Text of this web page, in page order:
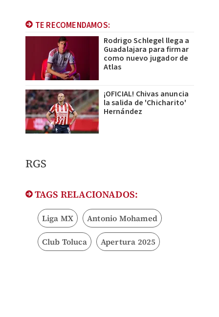
TE RECOMENDAMOS:
Rodrigo Schlegel llega a
Guadalajara para firmar
como nuevo jugador de
Atlas
¡OFICIAL! Chivas anuncia
la salida de 'Chicharito'
Hernández
​RGS
TAGS RELACIONADOS:
Liga MX Antonio Mohamed
Club Toluca Apertura 2025